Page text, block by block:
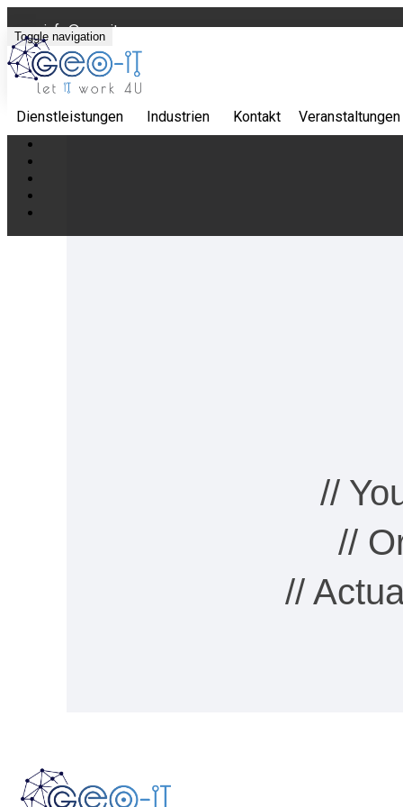
info@geo-it.eu
49 711 5049 0182
Toggle navigation
Dienstleistungen Industrien Kontakt Veranstaltungen
//
//
//